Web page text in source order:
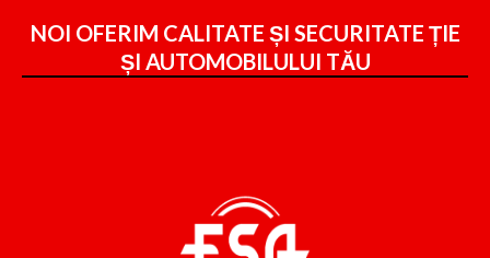
NOI OFERIM CALITATE ȘI SECURITATE ȚIE
ȘI AUTOMOBILULUI TĂU